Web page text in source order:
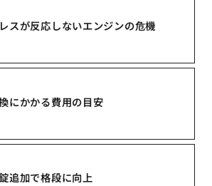
スが反応しないエンジンの危機
にかかる費用の目安
追加で格段に向上